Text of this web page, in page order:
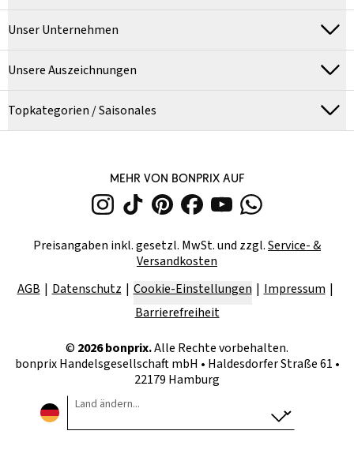
Unser Unternehmen
Unsere Auszeichnungen
Topkategorien / Saisonales
MEHR VON BONPRIX AUF
Preisangaben inkl. gesetzl. MwSt. und zzgl.Service- &
Versandkosten
AGB
Datenschutz Cookie-Einstellungen
Impressum
Barrierefreiheit
© 2026bonprix.Alle Rechte vorbehalten.
bonprix Handelsgesellschaft mbH • Haldesdorfer Straße 61 •
22179 Hamburg
Land ändern...